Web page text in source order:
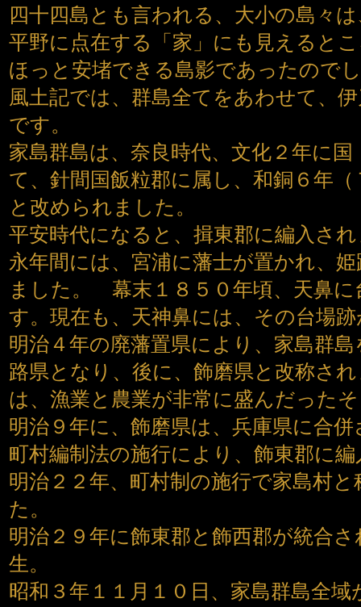
四十四島とも言われる、大小の島々
平野に点在する「家」にも見えると
ほっと安堵できる島影であったので
風土記では、群島全てをあわせて、
です。
家島群島は、奈良時代、文化２年に
て、針間国飯粒郡に属し、和銅６年
と改められました。
平安時代になると、揖東郡に編入さ
永年間には、宮浦に藩士が置かれ、
ました。 幕末１８５０年頃、天鼻に
す。現在も、天神鼻には、その台場
明治４年の廃藩置県により、家島群
路県となり、後に、飾磨県と改称さ
は、漁業と農業が非常に盛んだった
明治９年に、飾磨県は、兵庫県に合
町村編制法の施行により、飾東郡に編
明治２２年、町村制の施行で家島村
た。
明治２９年に飾東郡と飾西郡が統合
生。
昭和３年１１月１０日、家島群島全